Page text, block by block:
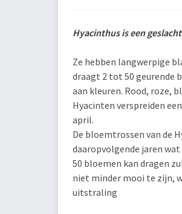
Hyacinthus is een
Ze hebben langwerpige
draagt 2 tot 50 geurende
aan kleuren. Rood, roze,
Hyacinten verspreiden
april.
De bloemtrossen van de
daaropvolgende jaren
50 bloemen kan dragen
niet minder mooi te zijn,
uitstraling